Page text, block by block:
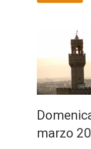
marzo